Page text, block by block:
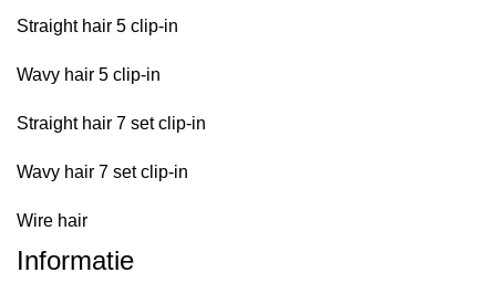
Straight hair 5 clip-in
Wavy hair 5 clip-in
Straight hair 7 set clip-in
Wavy hair 7 set clip-in
Wire hair
Informatie